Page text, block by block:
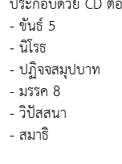
- ขันธ์ 5
- นิโรธ
- ปฏิจจสมุปบาท
- มรรค 8
- วิปัสสนา
- สมาธิ